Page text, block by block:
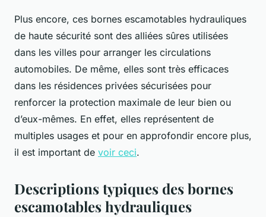
Plus encore, ces bornes escamotables hydrauliques
de haute sécurité sont des alliées sûres utilisées
dans les villes pour arranger les circulations
automobiles. De même, elles sont très efficaces
dans les résidences privées sécurisées pour
renforcer la protection maximale de leur bien ou
d’eux-mêmes. En effet, elles représentent de
multiples usages et pour en approfondir encore plus,
il est important de voir ceci.
Descriptions typiques des bornes
escamotables hydrauliques